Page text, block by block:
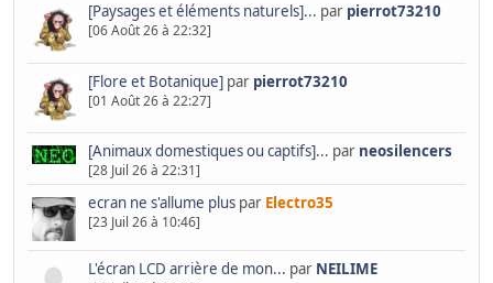
[Paysages et éléments naturels]... par pierrot73210
[06 Août 26 à 22:32]
[Flore et Botanique]par pierrot73210
[01 Août 26 à 22:27]
[Animaux domestiques ou captifs]... par neosilencers
[28 Juil 26 à 22:31]
ecran ne s'allume pluspar Electro35
[23 Juil 26 à 10:46]
L'écran LCD arrière de mon... par NEILIME